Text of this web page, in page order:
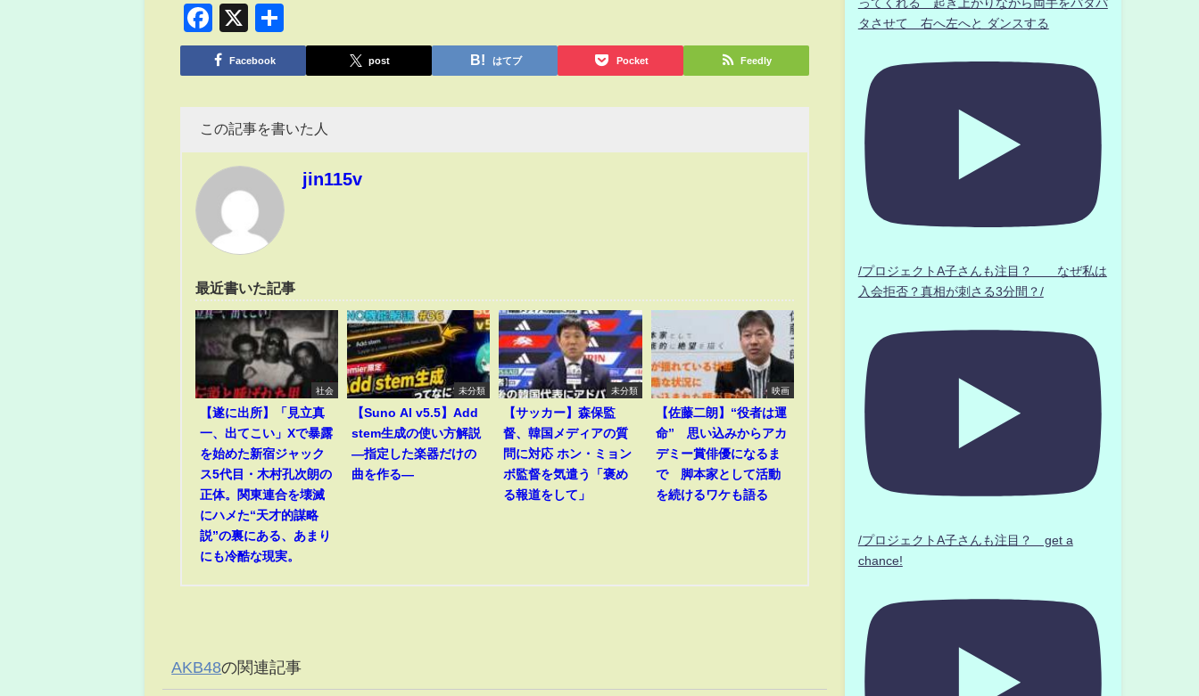
Facebook
X
有
Facebook post はてブ Pocket Feedly
この記事を書いた人
jin115v
最近書いた記事
社会
【遂に出所】「見立真
一、出てこい」Xで暴露
を始めた新宿ジャック
ス5代目・木村孔次朗の
正体。関東連合を壊滅
にハメた“天才的謀略
説”の裏にある、あまり
にも冷酷な現実。
未分類
【Suno AI v5.5】Add
stem生成の使い方解説
―指定した楽器だけの
曲を作る―
未分類
【サッカー】森保監
督、韓国メディアの質
問に対応 ホン・ミョン
ボ監督を気遣う「褒め
る報道をして」
映画
【佐藤二朗】“役者は運
命” 思い込みからアカ
デミー賞俳優になるま
で 脚本家として活動
を続けるワケも語る
AKB48の関連記事
タさせて 右へ左へと ダンスする
/プロジェクトA子さんも注目？ なぜ私は
入会拒否？真相が刺さる3分間？/
/プロジェクトA子さんも注目？ get a
chance!